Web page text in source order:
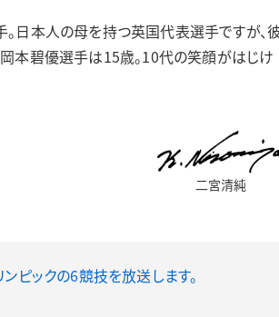
。日本人の母を持つ英国代表選手ですが、
本碧優選手は15歳。10代の笑顔がはじけ
二宮清純
ピックの6競技を放送します。